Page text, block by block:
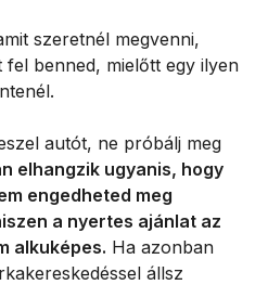
szeretnél megvenni,
benned, mielőtt egy ilyen
autót, ne próbálj meg
elhangzik ugyanis, hogy
engedheted meg
a nyertes ajánlat az
alkuképes. Ha azonban
állsz